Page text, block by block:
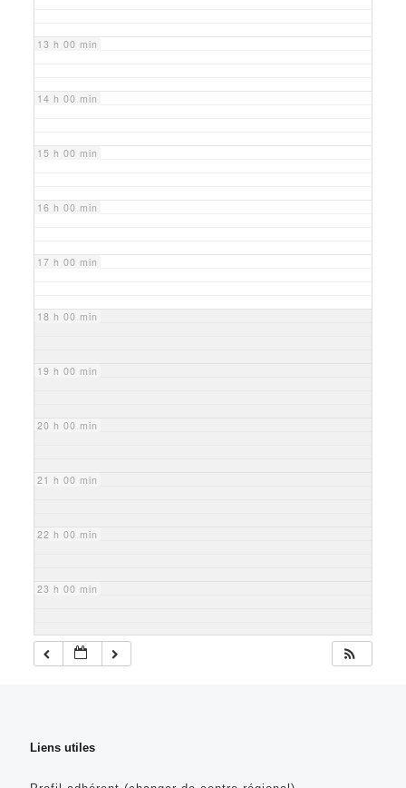
13 h 00 min
14 h 00 min
15 h 00 min
16 h 00 min
17 h 00 min
18 h 00 min
19 h 00 min
20 h 00 min
21 h 00 min
22 h 00 min
23 h 00 min
Liens utiles